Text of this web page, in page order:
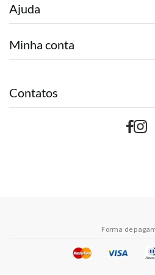
Ajuda
Minha conta
Contatos
Forma de